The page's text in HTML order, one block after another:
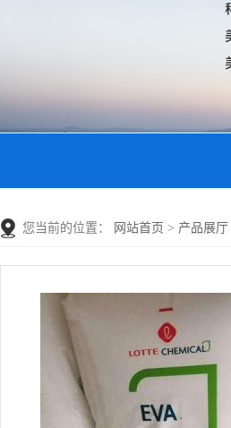
您当前的位置： 网站首页 > 产品展厅